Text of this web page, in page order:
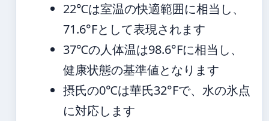
22℃は室温の快適範囲に相当し、
71.6°Fとして表現されます
37℃の人体温は98.6°Fに相当し、
健康状態の基準値となります
摂氏の0℃は華氏32°Fで、水の氷点
に対応します